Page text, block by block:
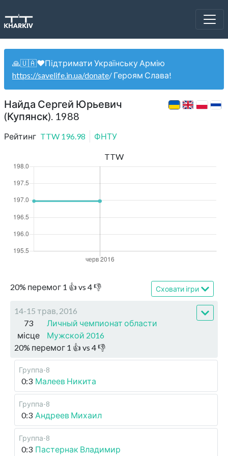
🙏🇺🇦❤️Підтримати Українську Армію
https://savelife.in.ua/donate/ Героям Слава!
Найда Сергей Юрьевич
(Купянск). 1988
Рейтинг TTW 196.98 ФНТУ
20% перемог 1 👍 vs 4👎 Сховати ігри
14-15 трав, 2016
73
місце
Личный чемпионат области
Мужской 2016
20% перемог 1 👍 vs 4👎
Группа-8
0:3 Малеев Никита
Группа-8
0:3 Андреев Михаил
Группа-8
0:3 Пастернак Владимир
TTW